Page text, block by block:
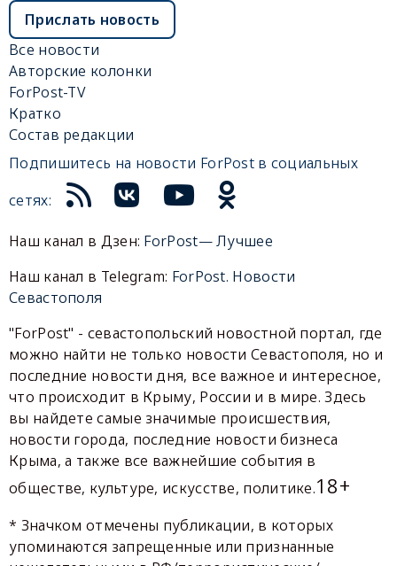
Прислать новость
Все новости
Авторские колонки
ForPost-TV
Кратко
Состав редакции
Подпишитесь на новости ForPost в социальных
сетях:
Наш канал в Дзен: ForPost— Лучшее
Наш канал в Telegram: ForPost. Новости
Севастополя
"ForPost" - севастопольский новостной портал, где
можно найти не только новости Севастополя, но и
последние новости дня, все важное и интересное,
что происходит в Крыму, России и в мире. Здесь
вы найдете самые значимые происшествия,
новости города, последние новости бизнеса
Крыма, а также все важнейшие события в
обществе, культуре, искусстве, политике.18+
* Значком отмечены публикации, в которых
упоминаются запрещенные или признанные